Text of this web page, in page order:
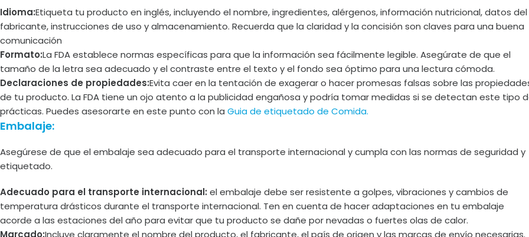
Idioma:Etiqueta tu producto en inglés, incluyendo el nombre, ingredientes, alérgenos, información nutricional, datos del
fabricante, instrucciones de uso y almacenamiento. Recuerda que la claridad y la concisión son claves para una buena
comunicación
Formato:La FDA establece normas específicas para que la información sea fácilmente legible. Asegúrate de que el
tamaño de la letra sea adecuado y el contraste entre el texto y el fondo sea óptimo para una lectura cómoda.
Declaraciones de propiedades:Evita caer en la tentación de exagerar o hacer promesas falsas sobre las
de tu producto. La FDA tiene un ojo atento a la publicidad engañosa y podría tomar medidas si se detectan este tipo
prácticas. Puedes asesorarte en este punto con la Guia de etiquetado de Comida.
Embalaje:
Asegúrese de que el embalaje sea adecuado para el transporte internacional y cumpla con las normas de seguridad y
etiquetado.
Adecuado para el transporte internacional: el embalaje debe ser resistente a golpes, vibraciones y cambios de
temperatura drásticos durante el transporte internacional. Ten en cuenta de hacer adaptaciones en tu embalaje
acorde a las estaciones del año para evitar que tu producto se dañe por nevadas o fuertes olas de calor.
Marcado:Incluye claramente el nombre del producto, el fabricante, el país de origen y las marcas de envío necesarias.